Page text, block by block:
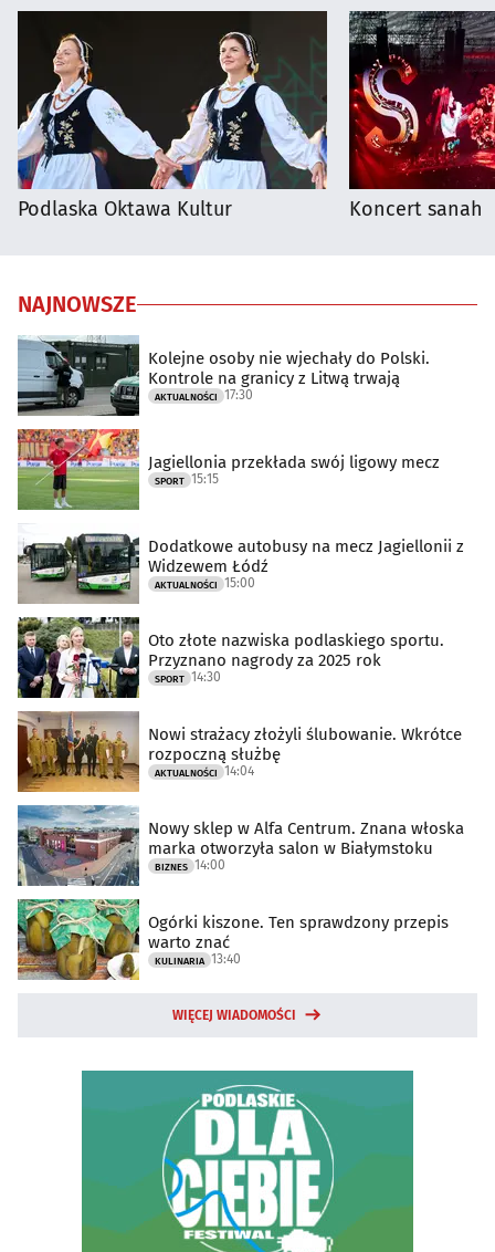
Podlaska Oktawa Kultur Koncert sanah
NAJNOWSZE
Kolejne osoby nie wjechały do Polski.
Kontrole na granicy z Litwą trwają
AKTUALNOŚCI 17:30
Jagiellonia przekłada swój ligowy mecz
SPORT 15:15
Dodatkowe autobusy na mecz Jagiellonii z
Widzewem Łódź
AKTUALNOŚCI 15:00
Oto złote nazwiska podlaskiego sportu.
Przyznano nagrody za 2025 rok
SPORT 14:30
Nowi strażacy złożyli ślubowanie. Wkrótce
rozpoczną służbę
AKTUALNOŚCI 14:04
Nowy sklep w Alfa Centrum. Znana włoska
marka otworzyła salon w Białymstoku
BIZNES 14:00
Ogórki kiszone. Ten sprawdzony przepis
warto znać
KULINARIA 13:40
WIĘCEJ WIADOMOŚCI